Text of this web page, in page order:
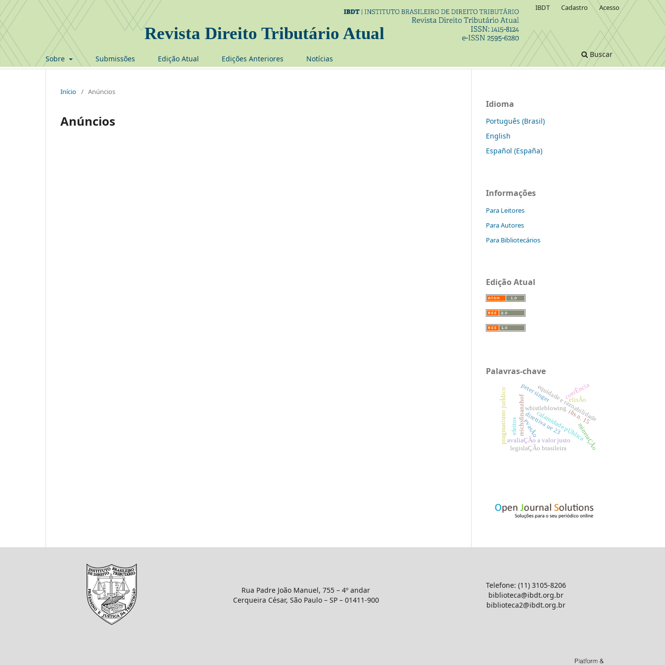
Revista Direito Tributário Atual
Sobre Submissões Edição Atual Edições Anteriores Notí­cias Buscar
IBDT Cadastro Acesso
Início / Anúncios
Anúncios
Idioma
Português (Brasil)
English
Español (España)
Informações
Para Leitores
Para Autores
Para Bibliotecários
Edição Atual
Palavras-chave
reichsfinanzhofwhistleblowing
calamidade pÚblica
equidade e razoabilidade
avaliaÇÃo a valor justo
elisÃo
pragmatismo jurÍdico direttiva ue 23
legislaÇÃo brasileira mineraÇÃo
ifrs n. 15
coerÊncia
peter singer
evasÃo
efeitos
Rua Padre João Manuel, 755 – 4º andar
Cerqueira César, São Paulo – SP – 01411-900
Telefone: (11) 3105-8206
biblioteca@ibdt.org.br
biblioteca2@ibdt.org.br